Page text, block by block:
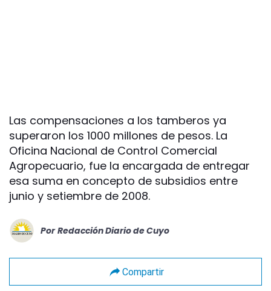
Las compensaciones a los tamberos ya
superaron los 1000 millones de pesos. La
Oficina Nacional de Control Comercial
Agropecuario, fue la encargada de entregar
esa suma en concepto de subsidios entre
junio y setiembre de 2008.
Por Redacción Diario de Cuyo
Compartir